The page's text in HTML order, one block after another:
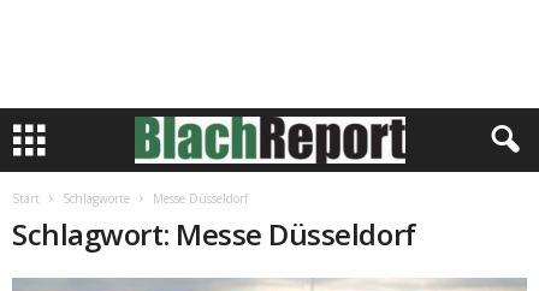
Start Schlagworte Messe Düsseldorf
Schlagwort: Messe Düsseldorf